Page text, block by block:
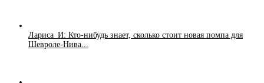
Лариса_И: Кто-нибудь знает, сколько стоит новая помпа для
Шевроле-Нива...